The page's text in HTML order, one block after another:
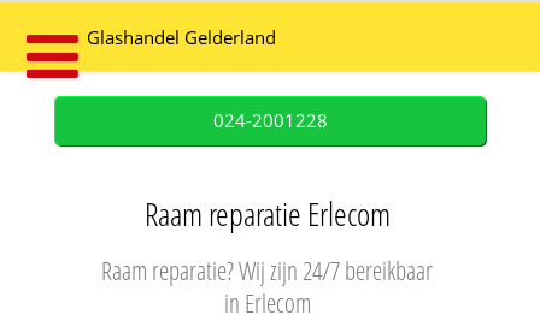
Glashandel Gelderland
024-2001228
Raam reparatie Erlecom
Raam reparatie? Wij zijn 24/7 bereikbaar
in Erlecom